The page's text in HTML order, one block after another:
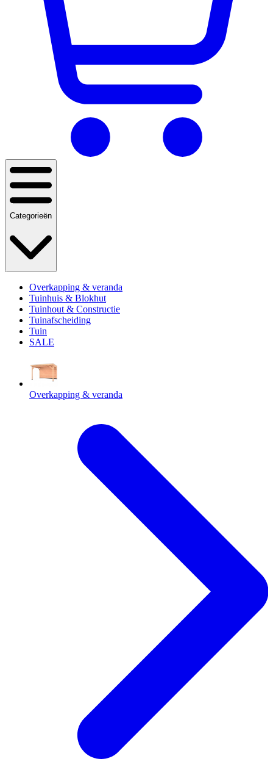
Categorieën
Overkapping & veranda
Tuinhuis & Blokhut
Tuinhout & Constructie
Tuinafscheiding
Tuin
SALE
Overkapping & veranda